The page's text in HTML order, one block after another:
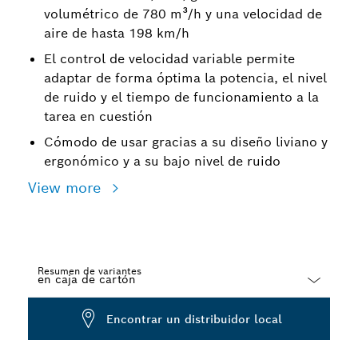
volumétrico de 780 m³/h y una velocidad de
aire de hasta 198 km/h
El control de velocidad variable permite
adaptar de forma óptima la potencia, el nivel
de ruido y el tiempo de funcionamiento a la
tarea en cuestión
Cómodo de usar gracias a su diseño liviano y
ergonómico y a su bajo nivel de ruido
View more
Resumen de variantes
Dropdown
Encontrar un distribuidor local